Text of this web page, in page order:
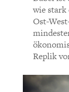
wie stark
Ost-
Replik
Bisher noch